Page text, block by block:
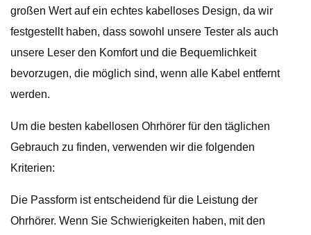
großen Wert auf ein echtes kabelloses Design, da wir
festgestellt haben, dass sowohl unsere Tester als auch
unsere Leser den Komfort und die Bequemlichkeit
bevorzugen, die möglich sind, wenn alle Kabel entfernt
werden.
Um die besten kabellosen Ohrhörer für den täglichen
Gebrauch zu finden, verwenden wir die folgenden
Kriterien:
Die Passform ist entscheidend für die Leistung der
Ohrhörer. Wenn Sie Schwierigkeiten haben, mit den